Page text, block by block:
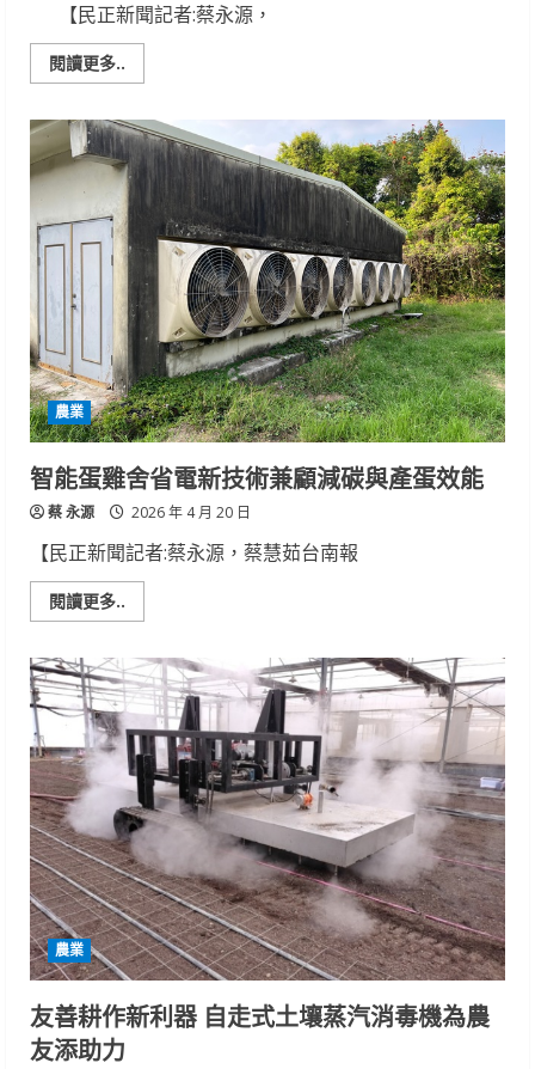
【民正新聞記者:蔡永源，
閱讀更多..
more
能
設
施
農
業
生
產
有
智
慧
農業
智能蛋雞舍省電新技術兼顧減碳與產蛋效能
蔡 永源 2026 年 4 月 20 日
【民正新聞記者:蔡永源，蔡慧茹台南報
閱讀更多..
more
能
蛋
雞
舍
省
電
新
技
術
兼
顧
減
碳
與
產
蛋
效
能
農業
友善耕作新利器 自走式土壤蒸汽消毒機為農
友添助力